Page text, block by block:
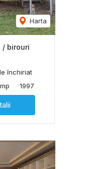
Harta
/ birouri
închiriat
1997